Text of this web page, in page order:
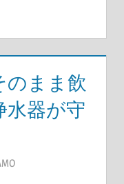
のまま飲
水器が守